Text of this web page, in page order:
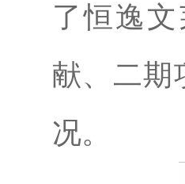
了恒逸
献、二期
况。